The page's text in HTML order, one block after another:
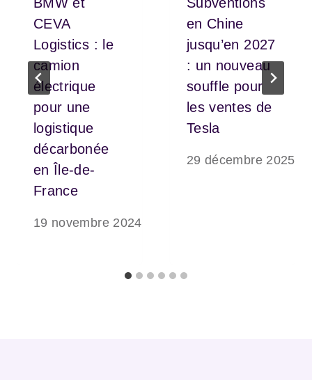
CEVA
Logistics : le
camion
électrique
pour une
logistique
décarbonée
en Île-de-
France
19 novembre 2024
en Chine
jusqu’en 2027
: un nouveau
souffle pour
les ventes de
Tesla
29 décembre 2025